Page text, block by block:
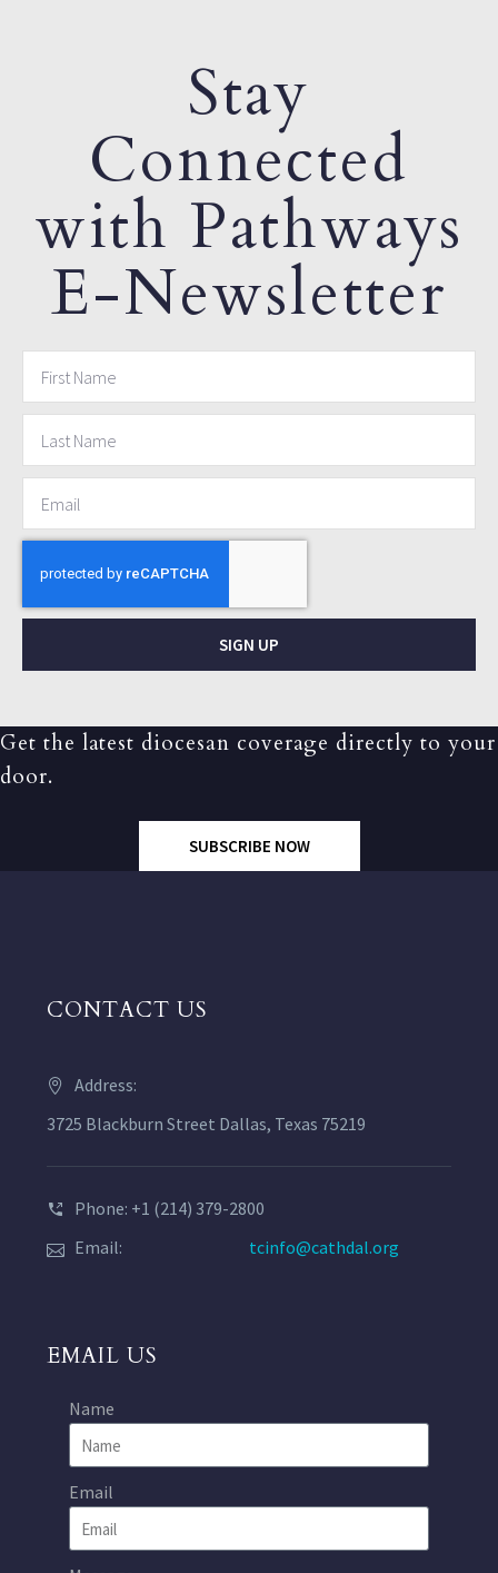
Stay
Connected
with Pathways
E-Newsletter
SIGN UP
Get the latest diocesan coverage directly to your
door.
SUBSCRIBE NOW
CONTACT US
Address:
3725 Blackburn Street Dallas, Texas 75219
Phone: +1 (214) 379-2800
Email:
tcinfo@cathdal.org
EMAIL US
Name
Email